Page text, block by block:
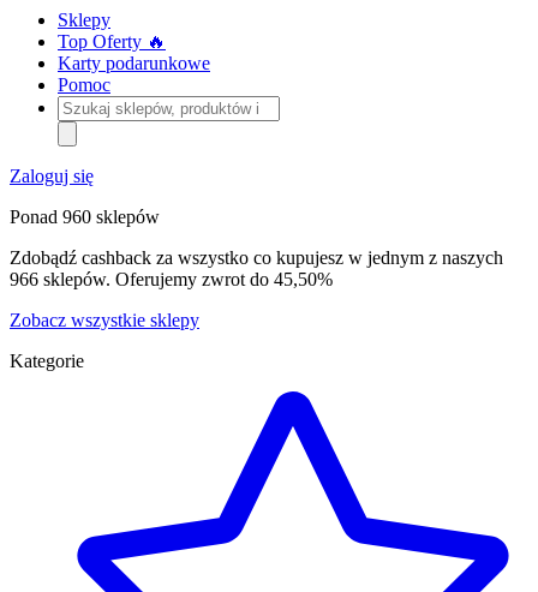
Sklepy
Top Oferty 🔥
Karty podarunkowe
Pomoc
Szukaj
sklepów,
produktów
i
kategorii
Zaloguj się
Ponad 960 sklepów
Zdobądź cashback za wszystko co kupujesz w jednym z naszych
966 sklepów. Oferujemy zwrot do 45,50%
Zobacz wszystkie sklepy
Kategorie